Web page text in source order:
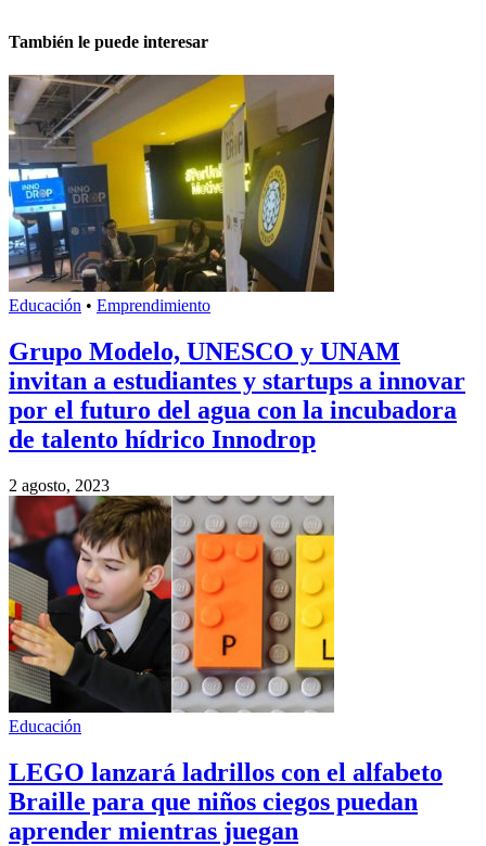
También le puede interesar
Educación • Emprendimiento
Grupo Modelo, UNESCO y UNAM
invitan a estudiantes y startups a innovar
por el futuro del agua con la incubadora
de talento hídrico Innodrop
2 agosto, 2023
Educación
LEGO lanzará ladrillos con el alfabeto
Braille para que niños ciegos puedan
aprender mientras juegan